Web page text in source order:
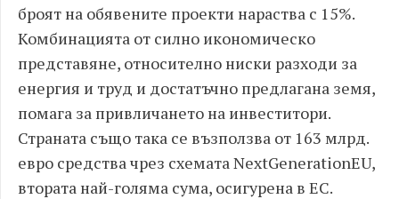
броят на обявените проекти нараства с 15%.
Комбинацията от силно икономическо
представяне, относително ниски разходи за
енергия и труд и достатъчно предлагана земя,
помага за привличането на инвеститори.
Страната също така се възползва от 163 млрд.
евро средства чрез схемата NextGenerationEU,
втората най-голяма сума, осигурена в ЕС.